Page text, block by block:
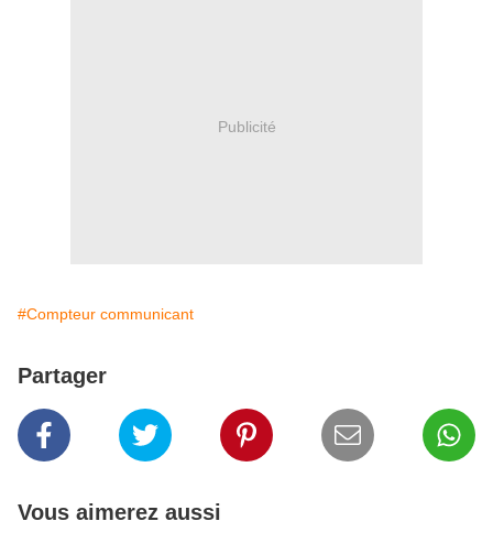
Publicité
#Compteur communicant
Partager
Vous aimerez aussi